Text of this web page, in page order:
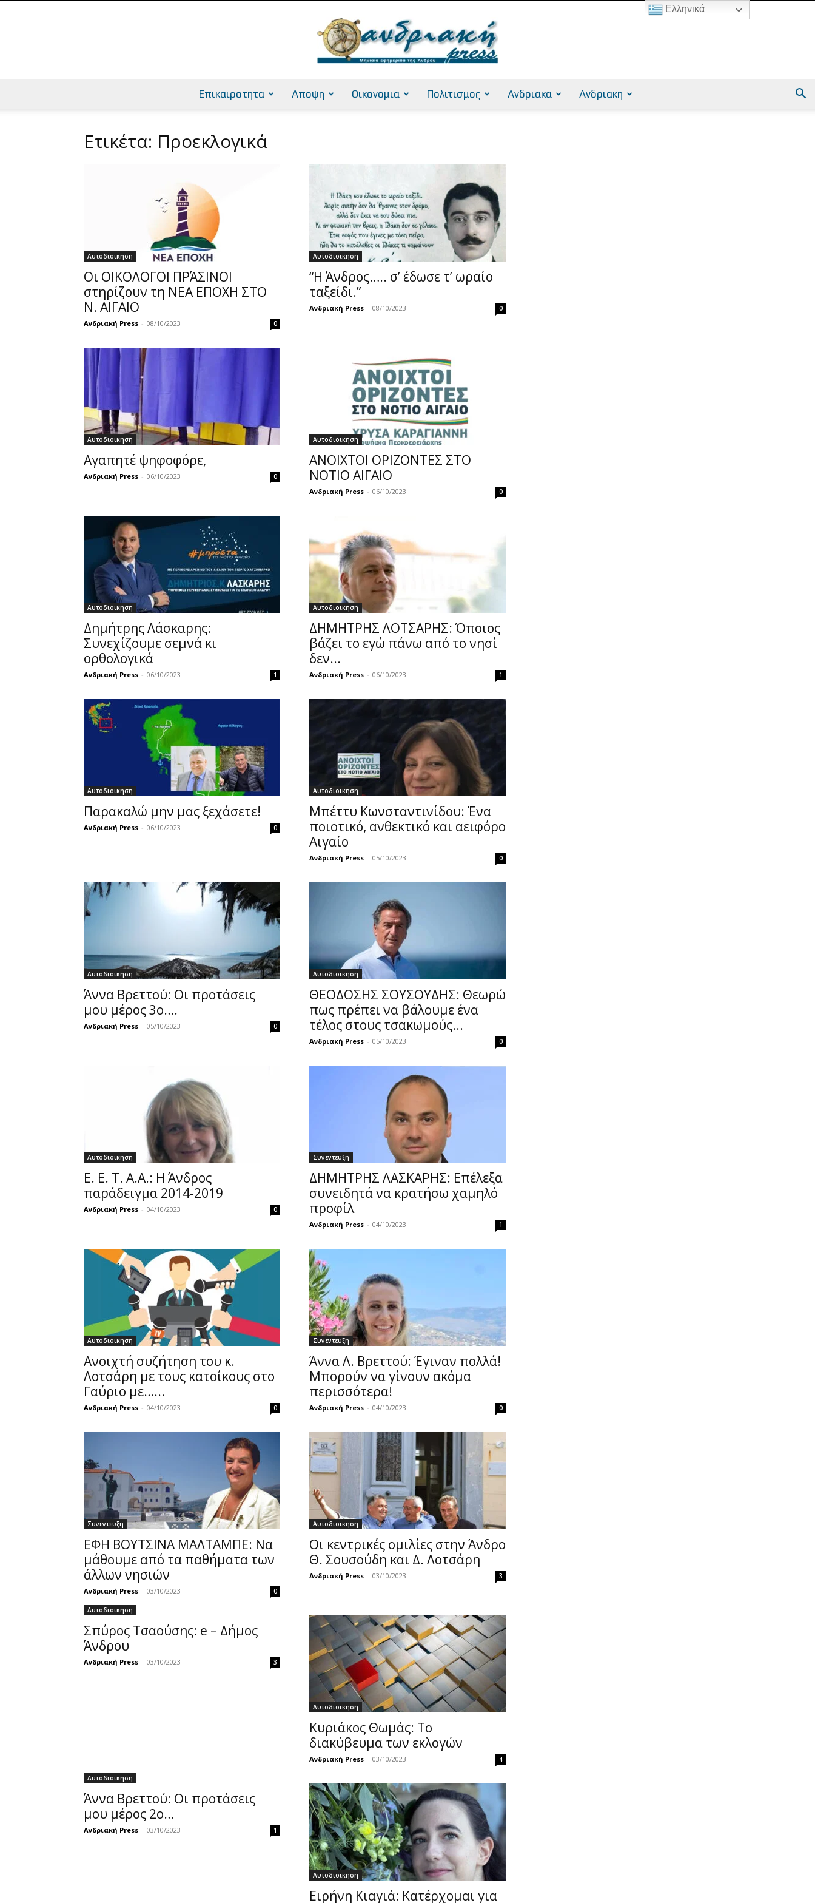
Επικαιροτητα Αποψη Οικονομια Πολιτισμος Ανδριακα Ανδριακη
Ετικέτα: Προεκλογικά
Αυτοδιοικηση
Οι ΟΙΚΟΛΟΓΟΙ ΠΡΆΣΙΝΟΙ
στηρίζουν τη ΝΕΑ ΕΠΟΧΗ ΣΤΟ
Ν. ΑΙΓΑΙΟ
Ανδριακή Press - 08/10/2023 0
Αυτοδιοικηση
“Η Άνδρος….. σ’ έδωσε τ’ ωραίο
ταξείδι.”
Ανδριακή Press - 08/10/2023 0
Αυτοδιοικηση
Αγαπητέ ψηφοφόρε,
Ανδριακή Press - 06/10/2023 0
Αυτοδιοικηση
ΑΝΟΙΧΤΟΙ ΟΡΙΖΟΝΤΕΣ ΣΤΟ
ΝΟΤΙΟ ΑΙΓΑΙΟ
Ανδριακή Press - 06/10/2023 0
Αυτοδιοικηση
Δημήτρης Λάσκαρης:
Συνεχίζουμε σεμνά κι
ορθολογικά
Ανδριακή Press - 06/10/2023 1
Αυτοδιοικηση
ΔΗΜΗΤΡΗΣ ΛΟΤΣΑΡΗΣ: Όποιος
βάζει το εγώ πάνω από το νησί
δεν...
Ανδριακή Press - 06/10/2023 1
Αυτοδιοικηση
Παρακαλώ μην μας ξεχάσετε!
Ανδριακή Press - 06/10/2023 0
Αυτοδιοικηση
Μπέττυ Κωνσταντινίδου: Ένα
ποιοτικό, ανθεκτικό και αειφόρο
Αιγαίο
Ανδριακή Press - 05/10/2023 0
Αυτοδιοικηση
Άννα Βρεττού: Οι προτάσεις
μου μέρος 3ο….
Ανδριακή Press - 05/10/2023 0
Αυτοδιοικηση
ΘΕΟΔΟΣΗΣ ΣΟΥΣΟΥΔΗΣ: Θεωρώ
πως πρέπει να βάλουμε ένα
τέλος στους τσακωμούς...
Ανδριακή Press - 05/10/2023 0
Αυτοδιοικηση
Ε. Ε. Τ. Α.Α.: Η Άνδρος
παράδειγμα 2014-2019
Ανδριακή Press - 04/10/2023 0
Συνεντευξη
ΔΗΜΗΤΡΗΣ ΛΑΣΚΑΡΗΣ: Επέλεξα
συνειδητά να κρατήσω χαμηλό
προφίλ
Ανδριακή Press - 04/10/2023 1
Αυτοδιοικηση
Ανοιχτή συζήτηση του κ.
Λοτσάρη με τους κατοίκους στο
Γαύριο με…...
Ανδριακή Press - 04/10/2023 0
Συνεντευξη
Άννα Λ. Βρεττού: Έγιναν πολλά!
Μπορούν να γίνουν ακόμα
περισσότερα!
Ανδριακή Press - 04/10/2023 0
Συνεντευξη
ΕΦΗ ΒΟΥΤΣΙΝΑ ΜΑΛΤΑΜΠΕ: Να
μάθουμε από τα παθήματα των
άλλων νησιών
Ανδριακή Press - 03/10/2023 0
Αυτοδιοικηση
Οι κεντρικές ομιλίες στην Άνδρο
Θ. Σουσούδη και Δ. Λοτσάρη
Ανδριακή Press - 03/10/2023 3
Αυτοδιοικηση
Σπύρος Τσαούσης: e – Δήμος
Άνδρου
Ανδριακή Press - 03/10/2023 3
Αυτοδιοικηση
Κυριάκος Θωμάς: Το
διακύβευμα των εκλογών
Ανδριακή Press - 03/10/2023 4
Αυτοδιοικηση
Άννα Βρεττού: Οι προτάσεις
μου μέρος 2ο…
Ανδριακή Press - 03/10/2023 1
Αυτοδιοικηση
Ειρήνη Κιαγιά: Κατέρχομαι για
Ελληνικά